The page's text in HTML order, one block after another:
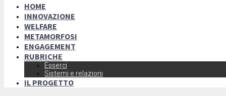
HOME
INNOVAZIONE
WELFARE
METAMORFOSI
ENGAGEMENT
RUBRICHE
Esserci
Sistemi e relazioni
IL PROGETTO